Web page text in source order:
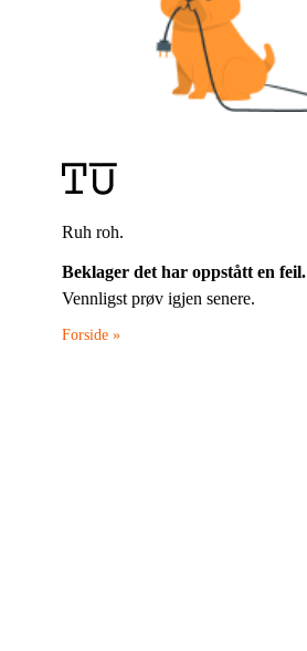
Ruh roh.
Beklager det har oppstått en feil.
Vennligst prøv igjen senere.
Forside »